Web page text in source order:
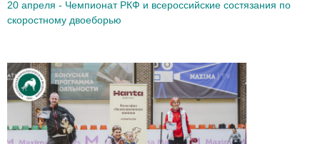
20 апреля - Чемпионат РКФ и всероссийские состязания по
скоростному двоеборью